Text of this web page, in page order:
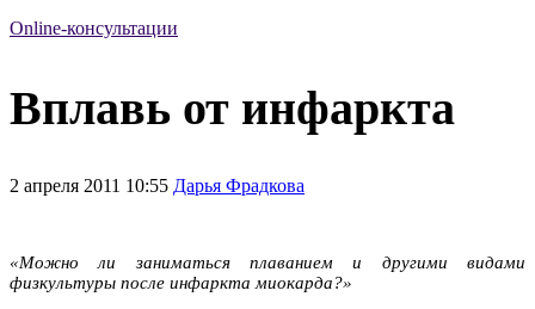
Online-консультации
Вплавь от инфаркта
2 апреля 2011 10:55 Дарья Фрадкова
«Можно ли заниматься плаванием и другими видами
физкультуры после инфаркта миокарда?»